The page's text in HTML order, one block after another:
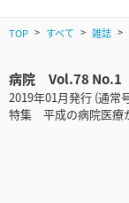
TOP すべて 雑誌
病院 Vol.78 No.1【
2019年01月発行 (通常
特集 平成の病院医療